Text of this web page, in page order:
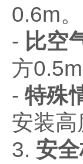
0.6m。
- 比空
方
-特殊
安装
3. 安